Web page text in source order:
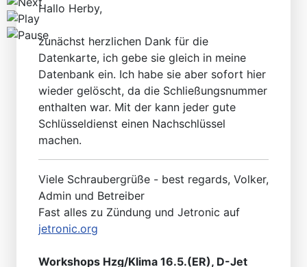
Hallo Herby,
zunächst herzlichen Dank für die
Datenkarte, ich gebe sie gleich in meine
Datenbank ein. Ich habe sie aber sofort hier
wieder gelöscht, da die Schließungsnummer
enthalten war. Mit der kann jeder gute
Schlüsseldienst einen Nachschlüssel
machen.
Viele Schraubergrüße - best regards, Volker,
Admin und Betreiber
Fast alles zu Zündung und Jetronic auf
jetronic.org
Workshops Hzg/Klima 16.5.(ER), D-Jet